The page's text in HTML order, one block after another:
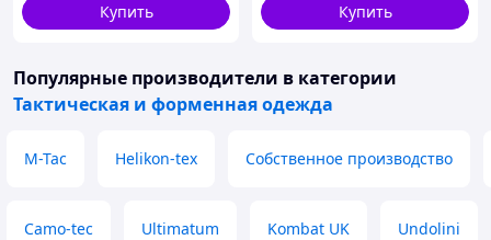
Купить
Купить
Популярные производители в категории
Тактическая и форменная одежда
M-Tac Helikon-tex Собственное производство
Camo-tec Ultimatum Kombat UK Undolini